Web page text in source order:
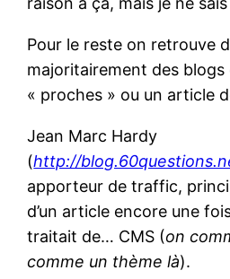
Pour le reste on retrouve
majoritairement des blogs
« proches » ou un article
Jean Marc Hardy
(http://
apporteur de traffic,
d’un article encore une
traitait de… CMS (on
comme un thème là).